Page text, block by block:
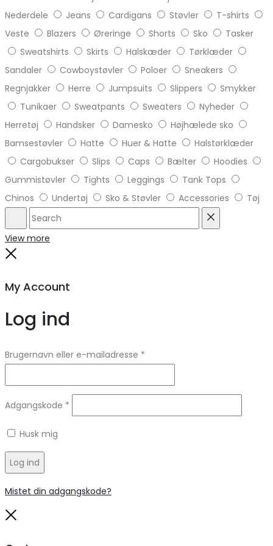
Nederdele
Jeans Cardigans Støvler
T-shirts
Veste
Blazers Øreringe Shorts Sko
Tasker
Sweatshirts
Skirts Halskæder
Tørklæder
Sandaler
Cowboystøvler Poloer
Sneakers
Regnjakker
Herre Jumpsuits Slippers
Smykker
Tunikaer
Sweatpants Sweaters
Nyheder
Herretøj
Handsker Damesko
Højhælede sko
Bamsestøvler
Hatte Huer & Hatte
Halstørklæder
Cargobukser
Slips Caps Bælter
Hoodies
Gummistøvler
Tights Leggings
Tank Tops
Chinos
Undertøj Sko & Støvler Accessories Tøj
Search
View more
My Account
Log ind
Brugernavn eller e-mailadresse *
Adgangskode *
Husk mig
Log ind
Mistet din adgangskode?